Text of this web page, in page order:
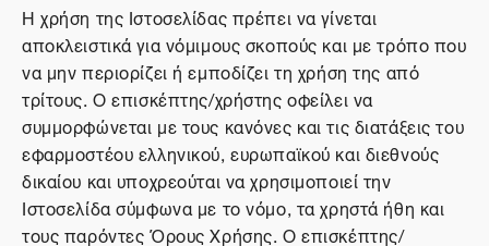
Η χρήση της Ιστοσελίδας πρέπει να γίνεται
αποκλειστικά για νόμιμους σκοπούς και με τρόπο που
να μην περιορίζει ή εμποδίζει τη χρήση της από
τρίτους. Ο επισκέπτης/χρήστης οφείλει να
συμμορφώνεται με τους κανόνες και τις διατάξεις του
εφαρμοστέου ελληνικού, ευρωπαϊκού και διεθνούς
δικαίου και υποχρεούται να χρησιμοποιεί την
Ιστοσελίδα σύμφωνα με το νόμο, τα χρηστά ήθη και
τους παρόντες Όρους Χρήσης. Ο επισκέπτης/